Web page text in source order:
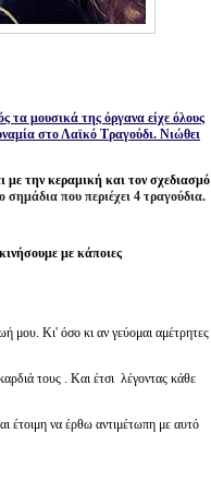
τα μουσικά της όργανα είχε όλους
στο Λαϊκό Τραγούδι. Νιώθει
με την κεραμική και τον σχεδιασμό
που περιέχει 4 τραγούδια.
με κάποιες
Κι' όσο κι αν γεύομαι αμέτρητες
τους . Και έτσι λέγοντας κάθε
έτοιμη να έρθω αντιμέτωπη με αυτό